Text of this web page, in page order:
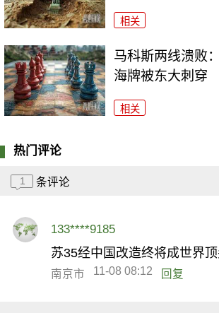
相关
马科斯两线溃败
海牌被东大刺穿
相关
热门评论
1 条评论
133****9185
苏35经中国改造终将成世界
南京市 11-08 08:12 回复